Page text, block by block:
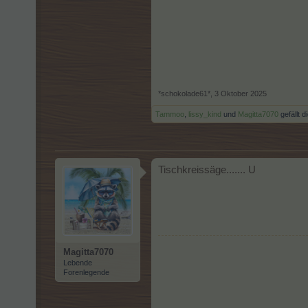
*schokolade61* 3 Oktober 2025
Tammoo lissy_kind und Magitta7070 gefällt
Magitta7070
Lebende
Forenlegende
Tischkreissäge....... U